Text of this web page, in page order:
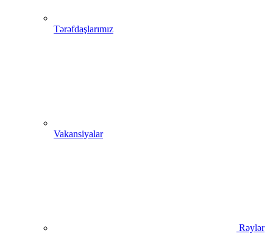
Tərəfdaşlarımız
Vakansiyalar
Rəylər